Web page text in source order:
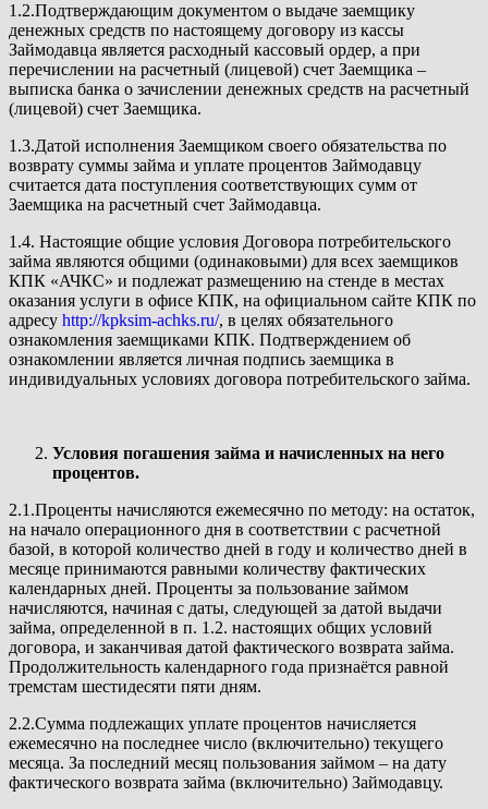
1.2.Подтверждающим документом о выдаче заемщику
денежных средств по настоящему договору из кассы
Займодавца является расходный кассовый ордер, а при
перечислении на расчетный (лицевой) счет Заемщика –
выписка банка о зачислении денежных средств на расчетный
(лицевой) счет Заемщика.
1.3.Датой исполнения Заемщиком своего обязательства по
возврату суммы займа и уплате процентов Займодавцу
считается дата поступления соответствующих сумм от
Заемщика на расчетный счет Займодавца.
1.4. Настоящие общие условия Договора потребительского
займа являются общими (одинаковыми) для всех заемщиков
КПК «АЧКС» и подлежат размещению на стенде в местах
оказания услуги в офисе КПК, на официальном сайте КПК по
адресу http://kpksim-achks.ru/, в целях обязательного
ознакомления заемщиками КПК. Подтверждением об
ознакомлении является личная подпись заемщика в
индивидуальных условиях договора потребительского займа.
Условия погашения займа и начисленных на него
процентов.
2.1.Проценты начисляются ежемесячно по методу: на остаток,
на начало операционного дня в соответствии с расчетной
базой, в которой количество дней в году и количество дней в
месяце принимаются равными количеству фактических
календарных дней. Проценты за пользование займом
начисляются, начиная с даты, следующей за датой выдачи
займа, определенной в п. 1.2. настоящих общих условий
договора, и заканчивая датой фактического возврата займа.
Продолжительность календарного года признаётся равной
тремстам шестидесяти пяти дням.
2.2.Сумма подлежащих уплате процентов начисляется
ежемесячно на последнее число (включительно) текущего
месяца. За последний месяц пользования займом – на дату
фактического возврата займа (включительно) Займодавцу.